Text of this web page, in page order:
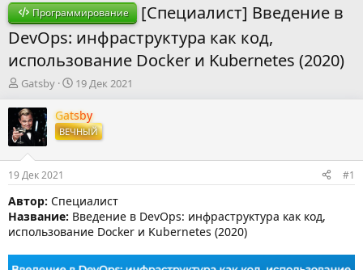
Программирование
[Специалист] Введение в
DevOps: инфраструктура как код,
использование Docker и Kubernetes (2020)
А
т
о
р
т
е
м
ы
Gatsby
Д
т
а
н
а
л
а
19 Дек 2021
Gatsby
ВЕЧНЫЙ
19 Дек 2021 #1
Автор: Специалист
Название: Введение в DevOps: инфраструктура как код,
использование Docker и Kubernetes (2020)